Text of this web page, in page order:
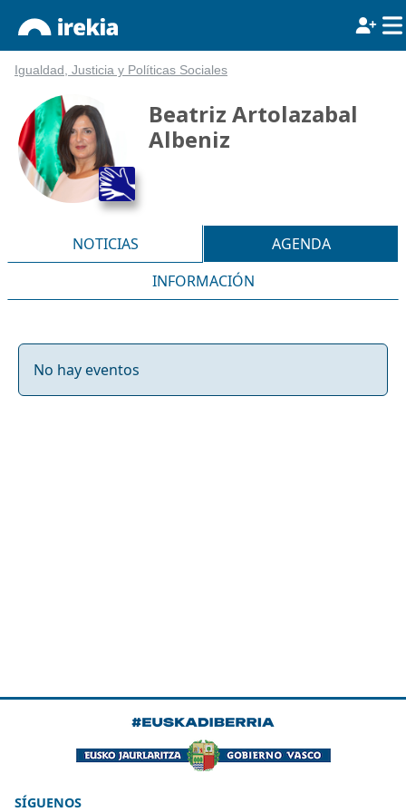
Igualdad, Justicia y Políticas Sociales
Beatriz Artolazabal
Albeniz
NOTICIAS
AGENDA
INFORMACIÓN
No hay eventos
SÍGUENOS